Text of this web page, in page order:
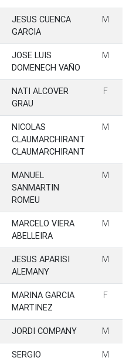
JESUS CUENCA
GARCIA
M
JOSE LUIS
DOMENECH VAÑO
M
NATI ALCOVER
GRAU
F
NICOLAS
CLAUMARCHIRANT
CLAUMARCHIRANT
M
MANUEL
SANMARTIN
ROMEU
M
MARCELO VIERA
ABELLEIRA
M
JESUS APARISI
ALEMANY
M
MARINA GARCIA
MARTINEZ
F
JORDI COMPANY M
SERGIO
M